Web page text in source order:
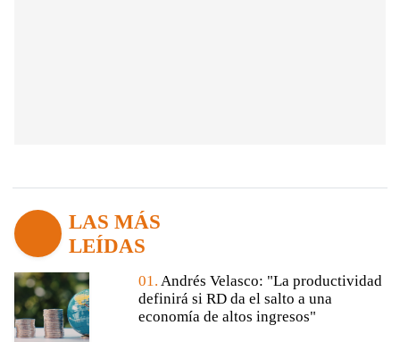
LAS MÁS
LEÍDAS
01. Andrés Velasco: "La productividad
definirá si RD da el salto a una
economía de altos ingresos"